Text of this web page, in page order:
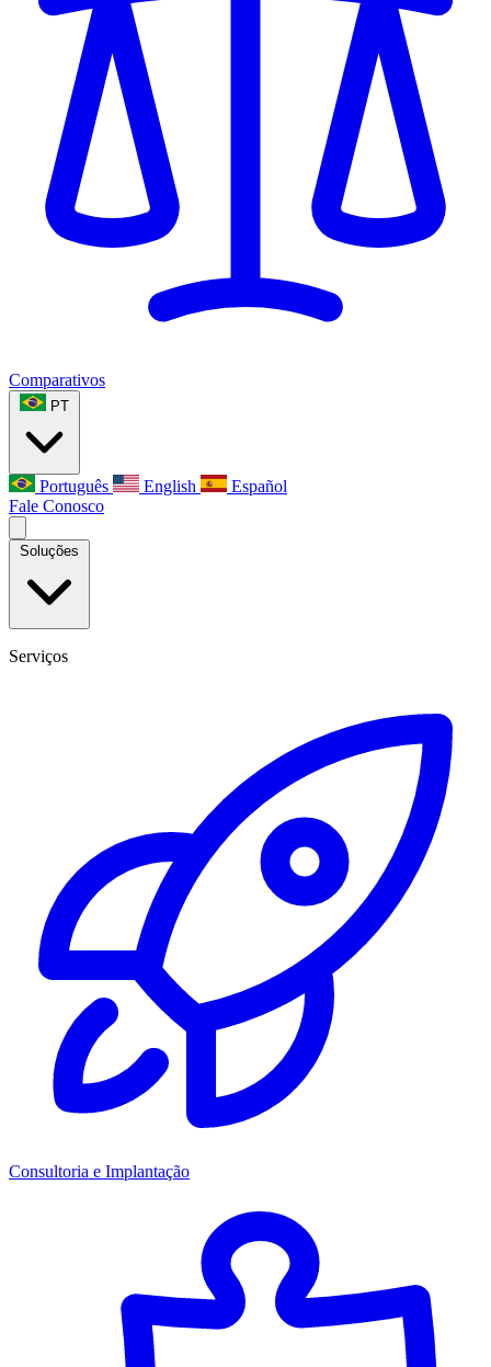
Comparativos
PT
Português English
Español
Fale Conosco
Soluções
Serviços
Consultoria e Implantação